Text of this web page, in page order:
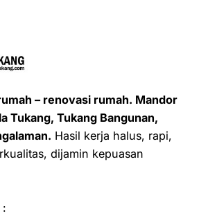
– renovasi rumah. Mandor
Tukang, Tukang Bangunan,
Hasil kerja halus, rapi,
dijamin kepuasan
: